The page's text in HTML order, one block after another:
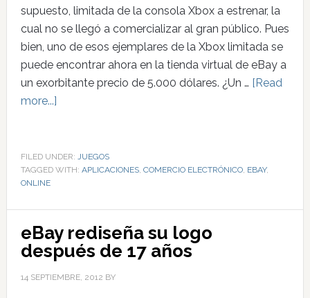
supuesto, limitada de la consola Xbox a estrenar, la
cual no se llegó a comercializar al gran público. Pues
bien, uno de esos ejemplares de la Xbox limitada se
puede encontrar ahora en la tienda virtual de eBay a
un exorbitante precio de 5.000 dólares. ¿Un … [Read
more...]
FILED UNDER: JUEGOS
TAGGED WITH: APLICACIONES, COMERCIO ELECTRÓNICO, EBAY,
ONLINE
eBay rediseña su logo
después de 17 años
14 SEPTIEMBRE, 2012 BY